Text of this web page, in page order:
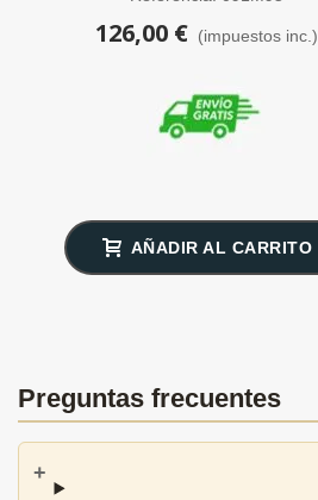
126,00 € (impuestos inc.)
AÑADIR AL CARRITO
Preguntas frecuentes